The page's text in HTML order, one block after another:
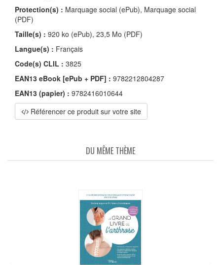
Protection(s) : Marquage social (ePub), Marquage social
(PDF)
Taille(s) : 920 ko (ePub), 23,5 Mo (PDF)
Langue(s) : Français
Code(s) CLIL : 3825
EAN13 eBook [ePub + PDF] : 9782212804287
EAN13 (papier) : 9782416010644
Référencer ce produit sur votre site
DU MÊME THÈME